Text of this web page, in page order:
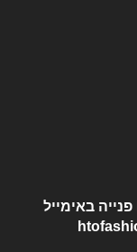
באימייל